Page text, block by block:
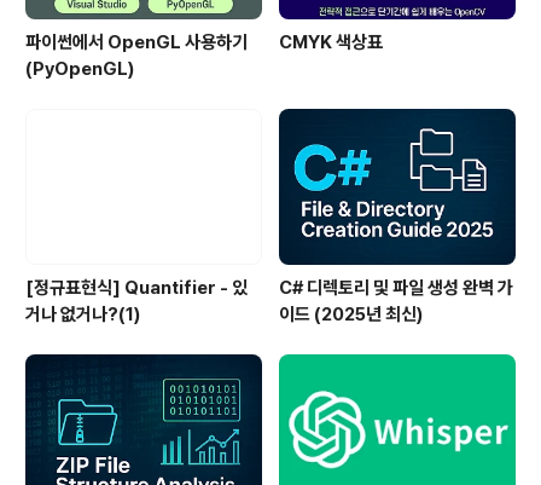
파이썬에서 OpenGL 사용하기
(PyOpenGL)
CMYK 색상표
[정규표현식] Quantifier - 있
거나 없거나?(1)
C# 디렉토리 및 파일 생성 완벽 가
이드 (2025년 최신)